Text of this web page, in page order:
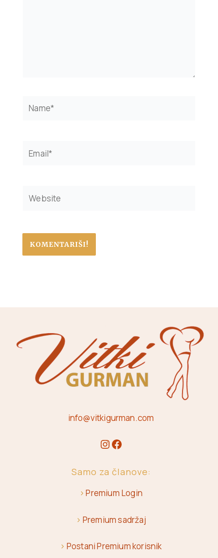
info@vitkigurman.com
Samo za članove:
>Premium Login
> Premium sadržaj
> Postani Premium korisnik